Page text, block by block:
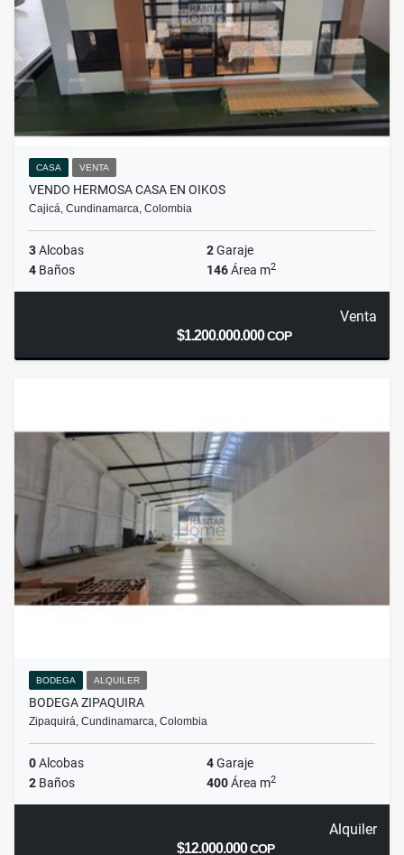
CASA VENTA
VENDO HERMOSA CASA EN OIKOS
Cajicá, Cundinamarca, Colombia
3Alcobas 2Garaje
4 Baños 146Área m2
Venta
$1.200.000.000COP
BODEGA ALQUILER
BODEGA ZIPAQUIRA
Zipaquirá, Cundinamarca, Colombia
0Alcobas 4Garaje
2 Baños 400Área m2
Alquiler
$12.000.000COP